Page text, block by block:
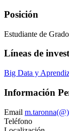
Posición
Estudiante de Grado
Líneas de
Big Data y
Información
Email
Teléfono